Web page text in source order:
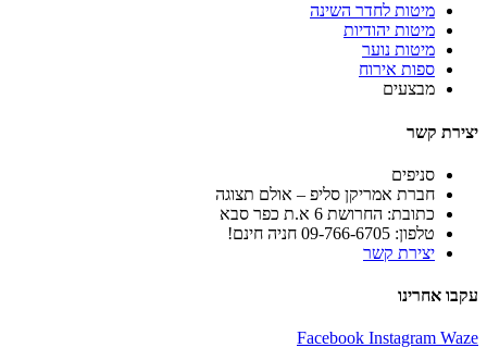
מיטות לחדר השינה
מיטות יהודיות
מיטות נוער
ספות אירוח
מבצעים
יצירת קשר
סניפים
חברת אמריקן סליפ – אולם תצוגה
כתובת: החרושת 6 א.ת כפר סבא
טלפון: 09-766-6705 חניה חינם!
יצירת קשר
עקבו אחרינו
Facebook Instagram Waze